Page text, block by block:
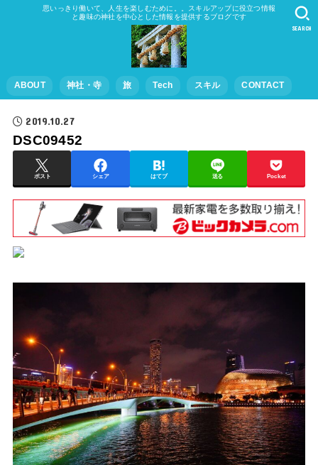
思いっきり働いて、人生を楽しむために。。スキルアップに役立つ情報
と趣味の神社を中心とした情報を提供するブログです
ABOUT 神社・寺 旅 Tech スキル CONTACT
SEARCH
2019.10.27
DSC09452
ポスト シェア はてブ 送る Pocket